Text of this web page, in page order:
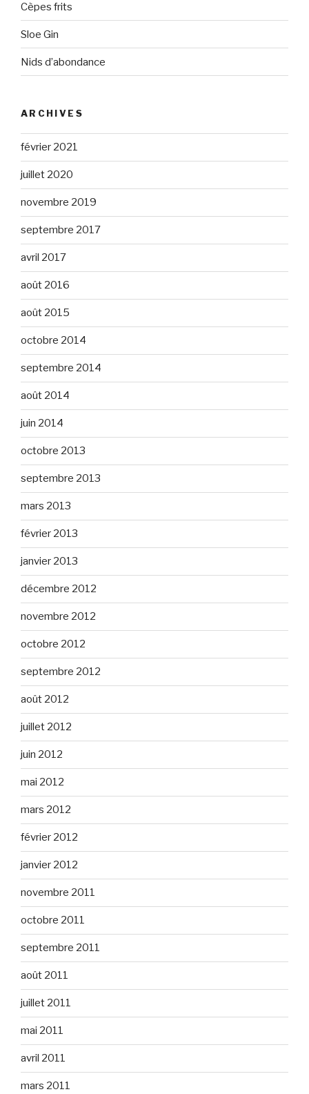
Cèpes frits
Sloe Gin
Nids d’abondance
ARCHIVES
février 2021
juillet 2020
novembre 2019
septembre 2017
avril 2017
août 2016
août 2015
octobre 2014
septembre 2014
août 2014
juin 2014
octobre 2013
septembre 2013
mars 2013
février 2013
janvier 2013
décembre 2012
novembre 2012
octobre 2012
septembre 2012
août 2012
juillet 2012
juin 2012
mai 2012
mars 2012
février 2012
janvier 2012
novembre 2011
octobre 2011
septembre 2011
août 2011
juillet 2011
mai 2011
avril 2011
mars 2011